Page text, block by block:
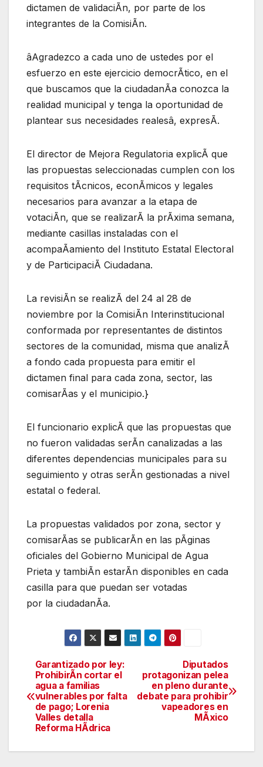
dictamen de validaciÃn, por parte de los
integrantes de la ComisiÃn.
âAgradezco a cada uno de ustedes por el
esfuerzo en este ejercicio democrÃtico, en el
que buscamos que la ciudadanÃa conozca la
realidad municipal y tenga la oportunidad de
plantear sus necesidades realesâ, expresÃ.
El director de Mejora Regulatoria explicÃ que
las propuestas seleccionadas cumplen con los
requisitos tÃcnicos, econÃmicos y legales
necesarios para avanzar a la etapa de
votaciÃn, que se realizarÃ la prÃxima semana,
mediante casillas instaladas con el
acompaÃamiento del Instituto Estatal Electoral
y de ParticipaciÃ Ciudadana.
La revisiÃn se realizÃ del 24 al 28 de
noviembre por la ComisiÃn Interinstitucional
conformada por representantes de distintos
sectores de la comunidad, misma que analizÃ
a fondo cada propuesta para emitir el
dictamen final para cada zona, sector, las
comisarÃas y el municipio.}
El funcionario explicÃ que las propuestas que
no fueron validadas serÃn canalizadas a las
diferentes dependencias municipales para su
seguimiento y otras serÃn gestionadas a nivel
estatal o federal.
La propuestas validados por zona, sector y
comisarÃas se publicarÃn en las pÃginas
oficiales del Gobierno Municipal de Agua
Prieta y tambiÃn estarÃn disponibles en cada
casilla para que puedan ser votadas
por la ciudadanÃa.
Navegación
de
entradas
Diputados
protagonizan pelea
en pleno durante
debate para prohibir
vapeadores en
MÃxico
Garantizado por ley:
ProhibirÃn cortar el
agua a familias
vulnerables por falta
de pago; Lorenia
Valles detalla
Reforma HÃdrica